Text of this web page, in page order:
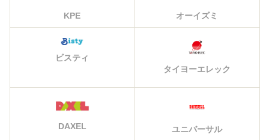
KPE オーイズミ
ビスティ
タイヨーエレック
DAXEL ユニバーサル